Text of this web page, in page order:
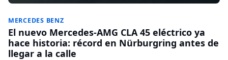
MERCEDES BENZ
El nuevo Mercedes-AMG CLA 45 eléctrico ya
hace historia: récord en Nürburgring antes de
llegar a la calle